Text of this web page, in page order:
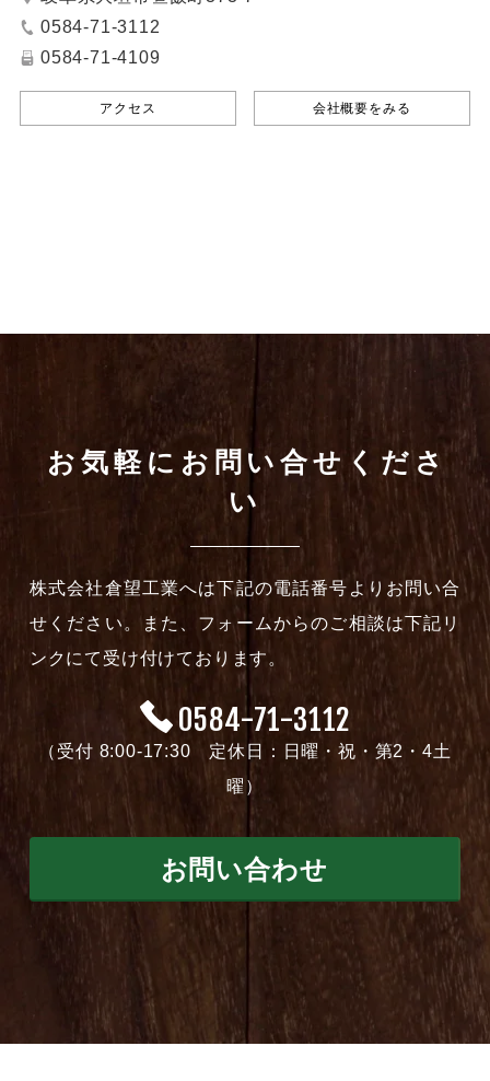
0584-71-3112
0584-71-4109
アクセス 会社概要をみる
お気軽にお問い合せくださ
い
株式会社倉望工業へは下記の電話番号よりお問い合
せください。また、フォームからのご相談は下記リ
ンクにて受け付けております。
0584-71-3112
（受付 8:00-17:30 定休日：日曜・祝・第2・4土
曜）
お問い合わせ